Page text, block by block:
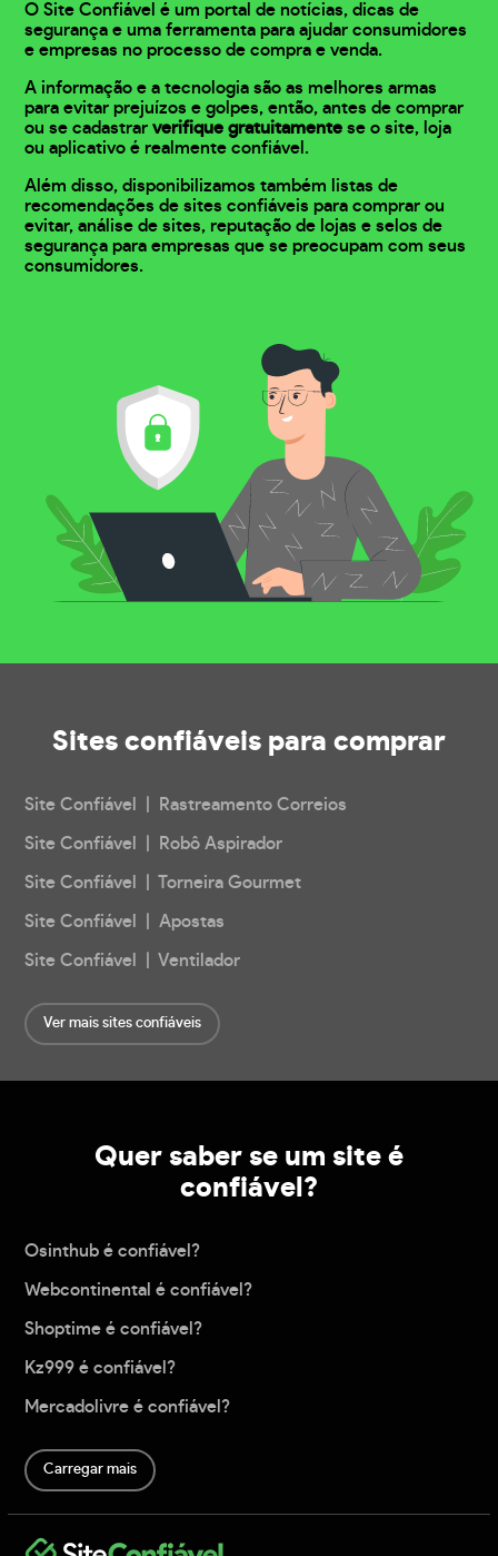
O Site Confiável é um portal de notícias, dicas de
segurança e uma ferramenta para ajudar consumidores
e empresas no processo de compra e venda.
A informação e a tecnologia são as melhores armas
para evitar prejuízos e golpes, então, antes de comprar
ou se cadastrarverifique gratuitamente se o site, loja
ou aplicativo é realmente confiável.
Além disso, disponibilizamos também listas de
recomendações de sites confiáveis para comprar ou
evitar, análise de sites, reputação de lojas e selos de
segurança para empresas que se preocupam com seus
consumidores.
Sites confiáveis para comprar
Site Confiável | Rastreamento Correios
Site Confiável | Robô Aspirador
Site Confiável | Torneira Gourmet
Site Confiável | Apostas
Site Confiável | Ventilador
Ver mais sites confiáveis
Quer saber se um site é
confiável?
Osinthub é confiável?
Webcontinental é confiável?
Shoptime é confiável?
Kz999 é confiável?
Mercadolivre é confiável?
Carregar mais